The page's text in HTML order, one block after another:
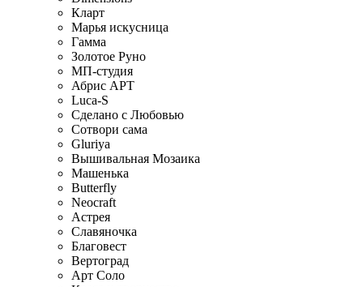
Кларт
Марья искусница
Гамма
Золотое Руно
МП-студия
Абрис АРТ
Luca-S
Сделано с Любовью
Сотвори сама
Gluriya
Вышивальная Мозаика
Машенька
Butterfly
Neocraft
Астрея
Славяночка
Благовест
Вертоград
Арт Соло